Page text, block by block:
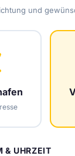
und
& UHRZEIT